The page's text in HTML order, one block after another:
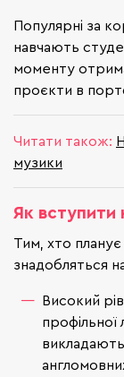
Популярні за
навчають
моменту
проєкти в
Читати також:
музики
Як вступити
Тим, хто
знадобляться
Високий
профільної